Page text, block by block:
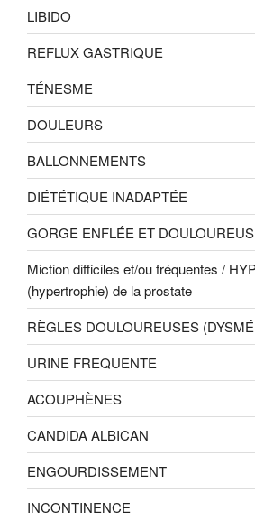
LIBIDO
REFLUX GASTRIQUE
TÉNESME
DOULEURS
BALLONNEMENTS
DIÉTÉTIQUE INADAPTÉE
GORGE ENFLÉE ET
Miction difficiles et/ou fréquentes /
(hypertrophie) de la prostate
RÈGLES DOULOUREUSES
URINE FREQUENTE
ACOUPHÈNES
CANDIDA ALBICAN
ENGOURDISSEMENT
INCONTINENCE